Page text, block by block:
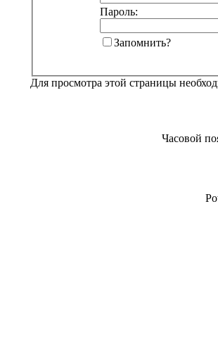
Пароль:
Запомнить?
Для просмотра этой страницы
Часовой